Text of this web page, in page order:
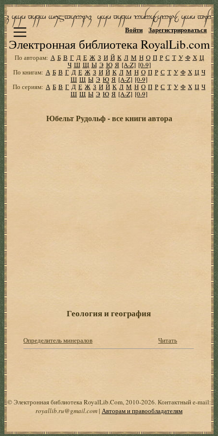
Электронная библиотека RoyalLib.com
Войти Зарегистрироваться
По авторам: А Б В Г Д Е Ж З И Й К Л М Н О П Р С Т У Ф Х Ц
Ч Ш Щ Ы Э Ю Я [A-Z] [0-9]
По книгам: А Б В Г Д Е Ж З И Й К Л М Н О П Р С Т У Ф Х Ц Ч
Ш Щ Ы Э Ю Я [A-Z] [0-9]
По сериям: А Б В Г Д Е Ж З И Й К Л М Н О П Р С Т У Ф Х Ц Ч
Ш Щ Ы Э Ю Я [A-Z] [0-9]
Юбельт Рудольф - все книги автора
Геология и география
Определитель минералов Читать
© Электронная библиотека RoyalLib.Com, 2010-2026. Контактный e-mail:
royallib.ru@gmail.com| Авторам и правообладателям